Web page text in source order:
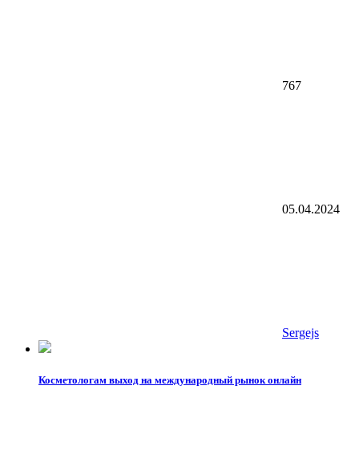
767
05.04.2024
Sergejs
Косметологам выход на международный рынок онлайн